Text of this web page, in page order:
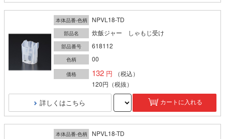
本体品番-色柄 NPVL18-TD
部品名 炊飯ジャー しゃもじ受け
部品番号 618112
色柄 00
価格 132
（税込）
120円 （税抜）
詳しくはこちら カートに入れる
本体品番-色柄 NPVL18-TD